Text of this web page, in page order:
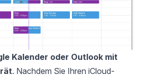
Kalender oder Outlook mit
. Nachdem Sie Ihren iCloud-